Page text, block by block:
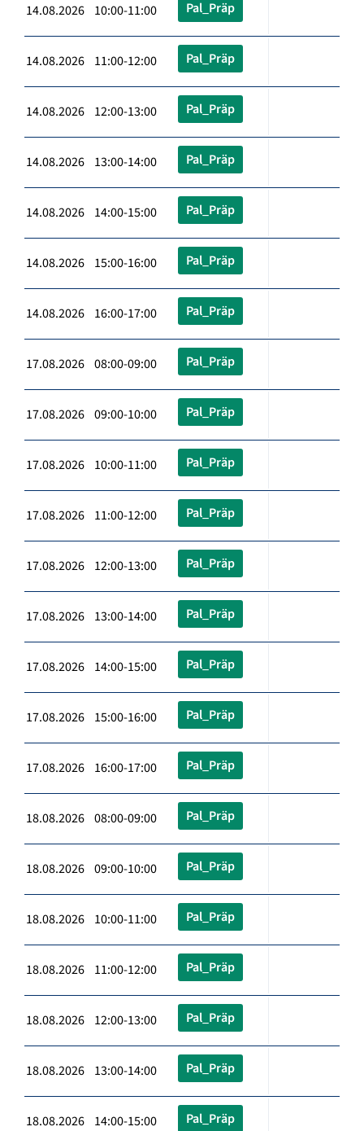
14.08.2026 10:00-11:00 Pal_Präp
14.08.2026 11:00-12:00 Pal_Präp
14.08.2026 12:00-13:00 Pal_Präp
14.08.2026 13:00-14:00 Pal_Präp
14.08.2026 14:00-15:00 Pal_Präp
14.08.2026 15:00-16:00 Pal_Präp
14.08.2026 16:00-17:00 Pal_Präp
17.08.2026 08:00-09:00 Pal_Präp
17.08.2026 09:00-10:00 Pal_Präp
17.08.2026 10:00-11:00 Pal_Präp
17.08.2026 11:00-12:00 Pal_Präp
17.08.2026 12:00-13:00 Pal_Präp
17.08.2026 13:00-14:00 Pal_Präp
17.08.2026 14:00-15:00 Pal_Präp
17.08.2026 15:00-16:00 Pal_Präp
17.08.2026 16:00-17:00 Pal_Präp
18.08.2026 08:00-09:00 Pal_Präp
18.08.2026 09:00-10:00 Pal_Präp
18.08.2026 10:00-11:00 Pal_Präp
18.08.2026 11:00-12:00 Pal_Präp
18.08.2026 12:00-13:00 Pal_Präp
18.08.2026 13:00-14:00 Pal_Präp
18.08.2026 14:00-15:00 Pal_Präp